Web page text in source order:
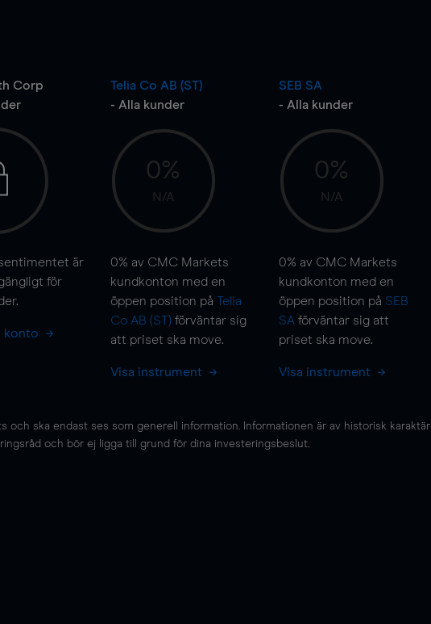
Corp
är
för
konto
Telia Co AB (ST)
- Alla kunder
0%
N/A
0% av CMC Markets
kundkonton med en
öppen position på Telia
Co AB (ST) förväntar sig
att priset ska move.
Visa instrument
SEB SA
- Alla kunder
0%
N/A
0% av CMC Markets
kundkonton med en
öppen position på SEB
SA förväntar sig att
priset ska move.
Visa instrument
och ska endast ses som generell information. Informationen är av historisk karaktär
och bör ej ligga till grund för dina investeringsbeslut.